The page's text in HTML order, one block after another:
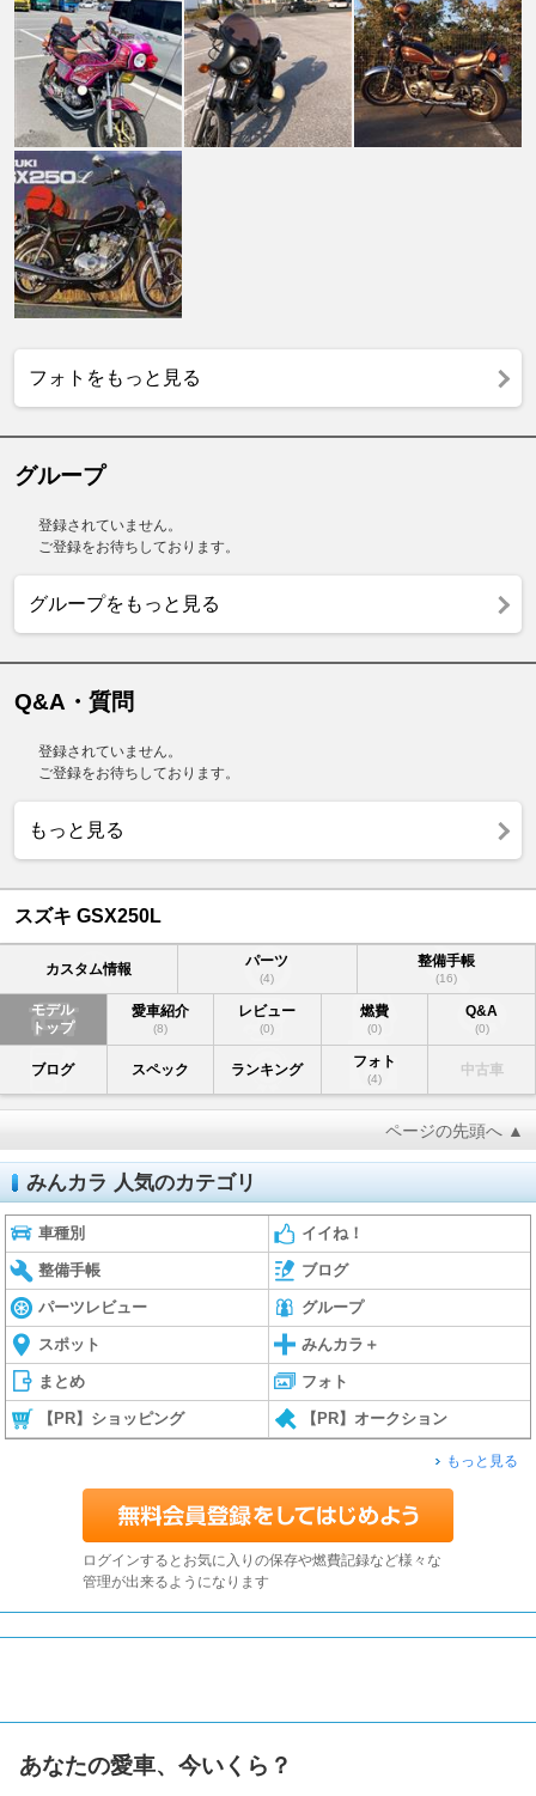
フォトをもっと見る
グループ
登録されていません。
ご登録をお待ちしております。
グループをもっと見る
Q&A・質問
登録されていません。
ご登録をお待ちしております。
もっと見る
スズキ GSX250L
カスタム情報 パーツ
(4)
整備手帳
(16)
モデル
トップ
愛車紹介
(8)
レビュー
(0)
燃費
(0)
Q&A
(0)
ブログ スペック ランキング フォト
(4)
中古車
ページの先頭へ ▲
みんカラ 人気のカテゴリ
車種別 イイね！
整備手帳 ブログ
パーツレビュー グループ
スポット みんカラ＋
まとめ フォト
【PR】ショッピング 【PR】オークション
もっと見る
ログインするとお気に入りの保存や燃費記録など様々な
管理が出来るようになります
あなたの愛車、今いくら？